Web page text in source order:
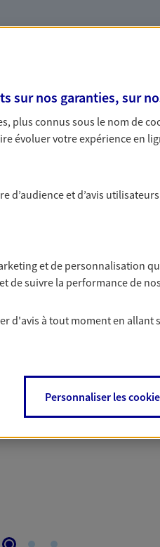
bâtissons
AXA pendant 1 an
sur nos garanties, sur
plus connus sous le nom de
évoluer votre expérience en
d’audience et d’avis
et de personnalisation
de suivre la performance de
d'avis à tout moment en allant
Personnaliser les